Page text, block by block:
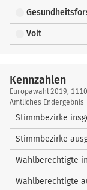
Volt
Kennzahlen
Kennzahlen
Europawahl 2019,
Amtliches Endergebnis
Stimmbezirke
Stimmbezirke
Wahlberechtigte
Wahlberechtigte